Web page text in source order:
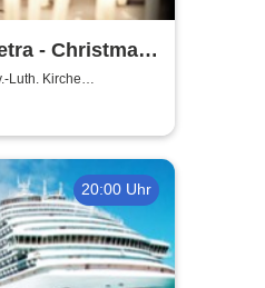
- Christmas
Luth. Kirche
20:00 Uhr